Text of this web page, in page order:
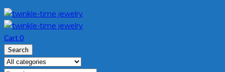
Cart 0
Search